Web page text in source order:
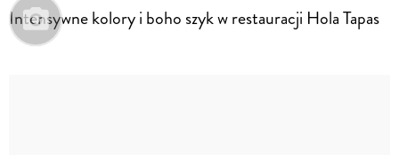
Intensywne kolory i boho szyk w restauracji Hola Tapas